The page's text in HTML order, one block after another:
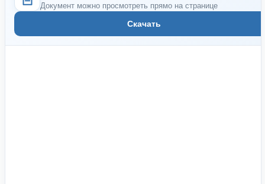
Документ можно просмотреть прямо на странице
Скачать